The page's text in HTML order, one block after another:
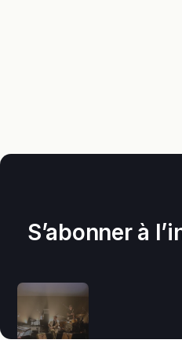
S’abonner à